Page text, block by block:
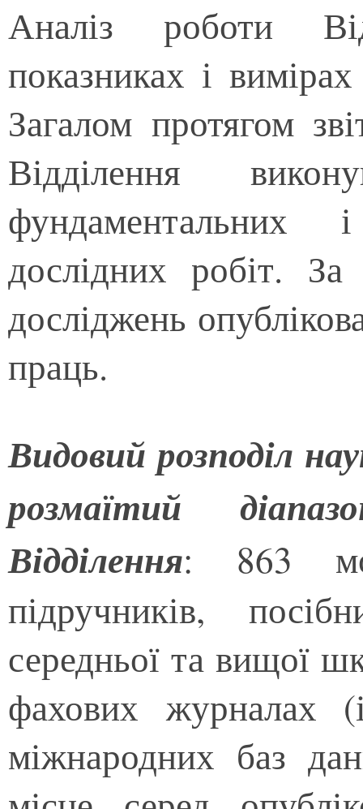
Аналіз роботи
показниках і
Загалом протягом
Відділення
фундаментальних
дослідних робіт. За
досліджень
праць.
Видовий розподіл
розмаїтий
Відділення: 863
підручників,
середньої та вищої
фахових журналах
міжнародних баз